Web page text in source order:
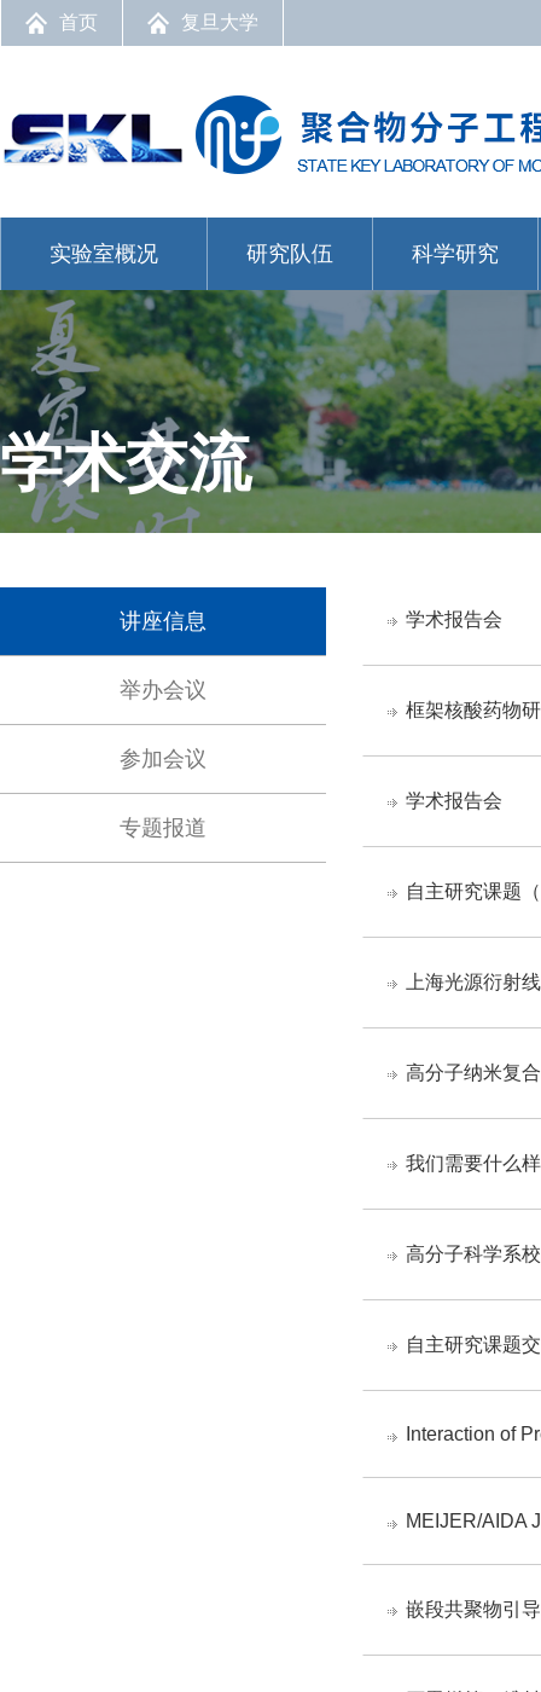
首页 复旦大学
实验室概况 研究队伍 科学研究
学术交流
讲座信息
举办会议
参加会议
专题报道
学术报告会
框架核酸药物
学术报告会
自主研究课题
上海光源衍射
高分子纳米复
我们需要什么
高分子科学系
自主研究课题
Interaction of
MEIJER/AIDA
嵌段共聚物引